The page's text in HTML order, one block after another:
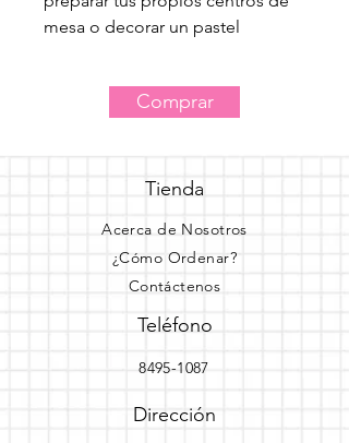
mesa o decorar un pastel
Comprar
Tienda
Acerca de Nosotros
¿Cómo Ordenar?
Contáctenos
Teléfono
8495-1087
Dirección